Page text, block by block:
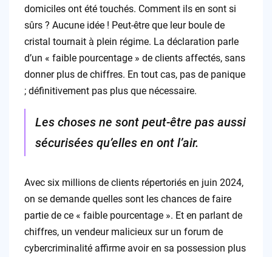
domiciles ont été touchés. Comment ils en sont si
sûrs ? Aucune idée ! Peut-être que leur boule de
cristal tournait à plein régime. La déclaration parle
d’un « faible pourcentage » de clients affectés, sans
donner plus de chiffres. En tout cas, pas de panique
; définitivement pas plus que nécessaire.
Les choses ne sont peut-être pas aussi
sécurisées qu’elles en ont l’air.
Avec six millions de clients répertoriés en juin 2024,
on se demande quelles sont les chances de faire
partie de ce « faible pourcentage ». Et en parlant de
chiffres, un vendeur malicieux sur un forum de
cybercriminalité affirme avoir en sa possession plus